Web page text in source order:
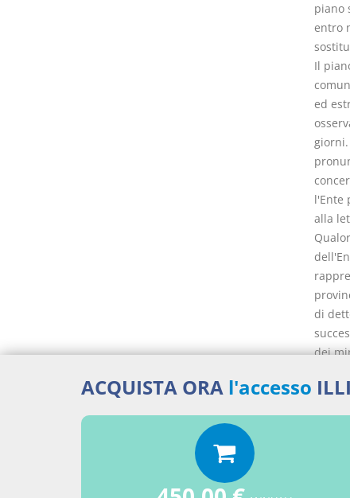
piano
entro
Il
ed
l'Ente
alla
di
dei
Il
è
Il
di
ACQUISTA ORA l'accesso